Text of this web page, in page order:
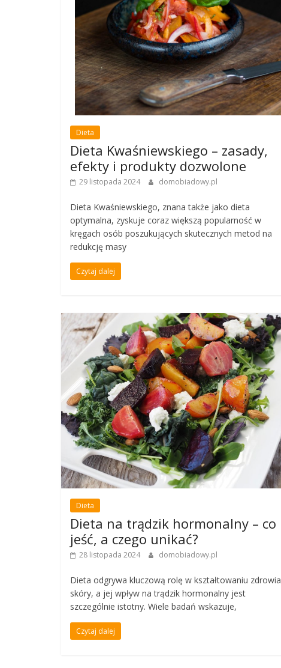
Dieta
Dieta Kwaśniewskiego – zasady,
efekty i produkty dozwolone
29 listopada 2024 domobiadowy.pl
Dieta Kwaśniewskiego, znana także jako dieta
optymalna, zyskuje coraz większą popularność w
kręgach osób poszukujących skutecznych metod na
redukcję masy
Czytaj dalej
Dieta
Dieta na trądzik hormonalny – co
jeść, a czego unikać?
28 listopada 2024 domobiadowy.pl
Dieta odgrywa kluczową rolę w kształtowaniu zdrowia
skóry, a jej wpływ na trądzik hormonalny jest
szczególnie istotny. Wiele badań wskazuje,
Czytaj dalej